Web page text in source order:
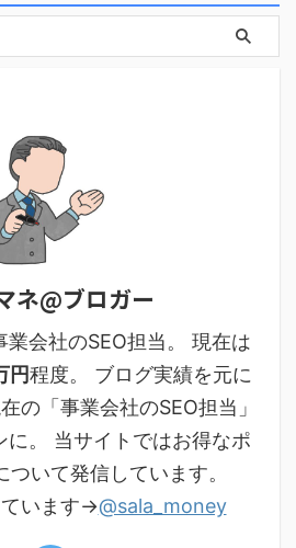
ネ@ブロガー
業会社のSEO担当。 現在は
円程度。 ブログ実績を元に
の「事業会社のSEO担当」
に。 当サイトではお得なポ
ついて発信しています。
います→@sala_money